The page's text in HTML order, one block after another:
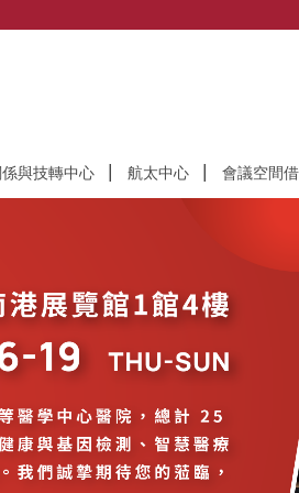
與技轉中心 航太中心 會議空間